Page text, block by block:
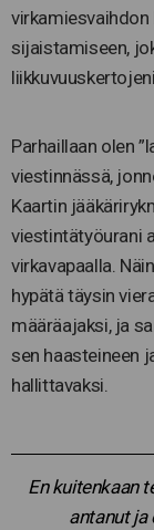
virkamiesvaihdon
sijaistamiseen,
Parhaillaan olen
viestinnässä,
Kaartin
viestintätyöurani
virkavapaalla.
hypätä täysin
määräajaksi, ja
sen haasteineen
hallittavaksi.
En kuitenkaan
antanut ja